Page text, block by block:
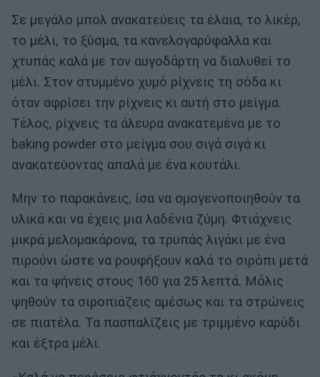
Σε μεγάλο μπολ ανακατεύεις τα έλαια, το λικέρ,
το μέλι, το ξύσμα, τα κανελογαρύφαλλα και
χτυπάς καλά με τον αυγοδάρτη να διαλυθεί το
μέλι. Στον στυμμένο χυμό ρίχνεις τη σόδα κι
όταν αφρίσει την ρίχνεις κι αυτή στο μείγμα.
Τέλος, ρίχνεις τα άλευρα ανακατεμένα με το
baking powder στο μείγμα σου σιγά σιγά κι
ανακατεύοντας απαλά με ένα κουτάλι.
Μην το παρακάνεις, ίσα να ομογενοποιηθούν τα
υλικά και να έχεις μια λαδένια ζύμη. Φτιάχνεις
μικρά μελομακάρονα, τα τρυπάς λιγάκι με ένα
πιρούνι ώστε να ρουφήξουν καλά το σιρόπι μετά
και τα ψήνεις στους 160 για 25 λεπτά. Μόλις
ψηθούν τα σιροπιάζεις αμέσως και τα στρώνεις
σε πιατέλα. Τα πασπαλίζεις με τριμμένο καρύδι
και έξτρα μέλι.